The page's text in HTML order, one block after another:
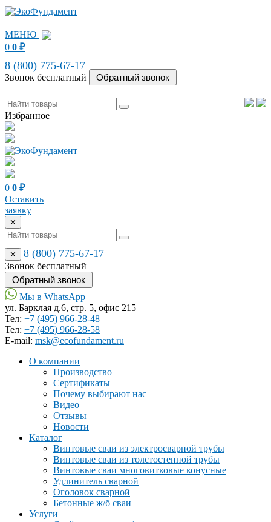
МЕНЮ
0 0 ₽
8 (800) 775-67-17
Звонок бесплатный
Избранное
0 0 ₽
Оставить
заявку
✕
✕ 8 (800) 775-67-17
Звонок бесплатный
Мы в WhatsApp
ул. Барклая д.6, стр. 5, офис 215
Тел: +7 (495) 966-28-48
Тел: +7 (495) 966-28-58
Е-mail: msk@ecofundament.ru
О компании
Производство
Сертификаты
Почему выбирают нас
Видео
Отзывы
Новости
Каталог
Винтовые сваи из электросварной трубы
Винтовые сваи из толстостенной трубы
Винтовые сваи многовитковые конусные
Удлинитель сварной
Оголовок сварной
Бетонные ж/б сваи
Услуги